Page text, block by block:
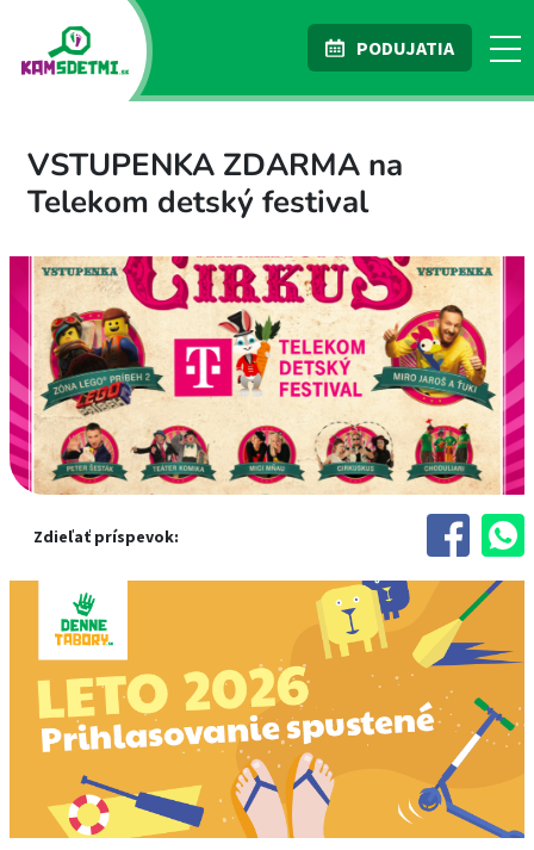
PODUJATIA
VSTUPENKA ZDARMA na
Telekom detský festival
Zdieľať príspevok: